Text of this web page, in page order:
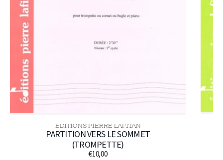
Distributeur :
EDITIONS PIERRE LAFITAN
PARTITION VERS LE SOMMET
(TROMPETTE)
Prix
€10,00